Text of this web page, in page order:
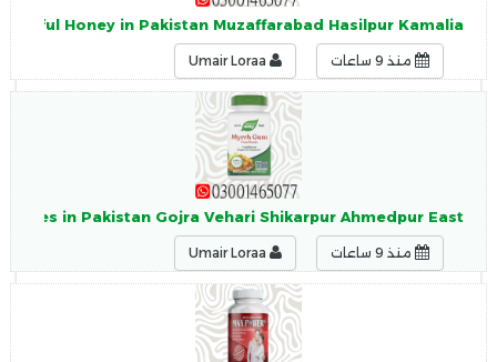
Honey in Pakistan Muzaffarabad Hasilpur Kamalia
منذ 9 ساعات
in Pakistan Gojra Vehari Shikarpur Ahmedpur East
منذ 9 ساعات